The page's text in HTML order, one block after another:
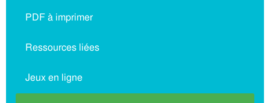
PDF à imprimer
Ressources liées
Jeux en ligne